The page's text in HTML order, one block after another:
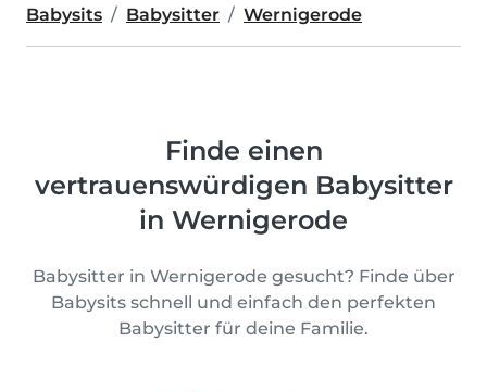
Babysits Babysitter Wernigerode
Finde einen
vertrauenswürdigen Babysitter
in Wernigerode
Babysitter in Wernigerode gesucht? Finde über
Babysits schnell und einfach den perfekten
Babysitter für deine Familie.